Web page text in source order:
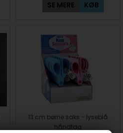
SE MERE KØB
13 cm børne saks - lyseblå
håndtag